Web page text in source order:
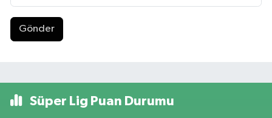
Gönder
Süper Lig Puan Durumu